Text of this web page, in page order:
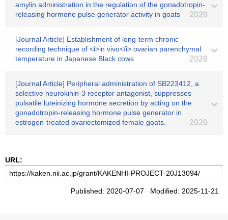
amylin administration in the regulation of the gonadotropin-
releasing hormone pulse generator activity in goats
2020
[Journal Article] Establishment of long-term chronic
recording technique of <i>in vivo</i> ovarian parenchymal
temperature in Japanese Black cows
2020
[Journal Article] Peripheral administration of SB223412, a
selective neurokinin-3 receptor antagonist, suppresses
pulsatile luteinizing hormone secretion by acting on the
gonadotropin-releasing hormone pulse generator in
estrogen-treated ovariectomized female goats.
2020
URL:
Published: 2020-07-07 Modified: 2025-11-21